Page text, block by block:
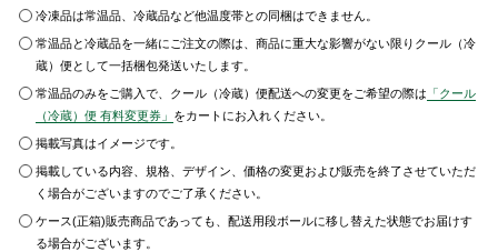
冷凍品は常温品、冷蔵品など他温度帯との同梱はできません。
常温品と冷蔵品を一緒にご注文の際は、商品に重大な影響がない限りクール（冷
蔵）便として一括梱包発送いたします。
常温品のみをご購入で、クール（冷蔵）便配送への変更をご希望の際は 「クール
（冷蔵）便 有料変更券」 をカートにお入れください。
掲載写真はイメージです。
掲載している内容、規格、デザイン、価格の変更および販売を終了させていただ
く場合がございますのでご了承ください。
ケース(正箱)販売商品であっても、配送用段ボールに移し替えた状態でお届けす
る場合がございます。